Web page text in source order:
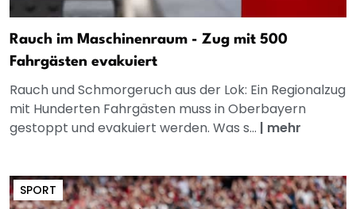
Rauch im Maschinenraum - Zug mit 500
Fahrgästen evakuiert
Rauch und Schmorgeruch aus der Lok: Ein Regionalzug
mit Hunderten Fahrgästen muss in Oberbayern
gestoppt und evakuiert werden. Was s... | mehr
SPORT